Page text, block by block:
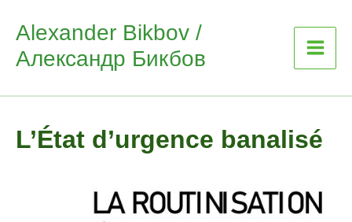
content
Alexander Bikbov /
Александр Бикбов
L’État d’urgence banalisé